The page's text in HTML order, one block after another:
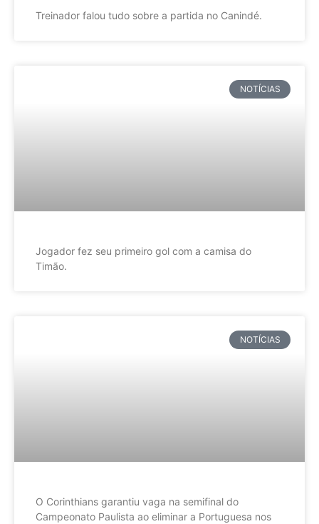
Treinador falou tudo sobre a partida no Canindé.
NOTÍCIAS
Jogador fez seu primeiro gol com a camisa do
Timão.
NOTÍCIAS
O Corinthians garantiu vaga na semifinal do
Campeonato Paulista ao eliminar a Portuguesa nos